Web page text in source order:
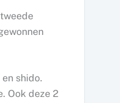
shido.
Ook deze 2